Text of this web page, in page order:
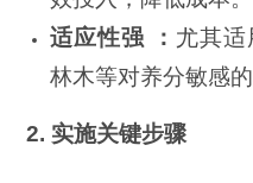
适应性强 ： 尤其适
林木等对养分敏感的
2. 实施关键步骤